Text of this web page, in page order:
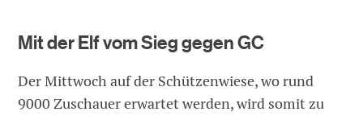
Mit der Elf vom Sieg gegen GC
Der Mittwoch auf der Schützenwiese, wo rund
9000 Zuschauer erwartet werden, wird somit zu